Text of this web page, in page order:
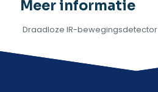
Meer informatie
Draadloze IR-bewegingsdetector